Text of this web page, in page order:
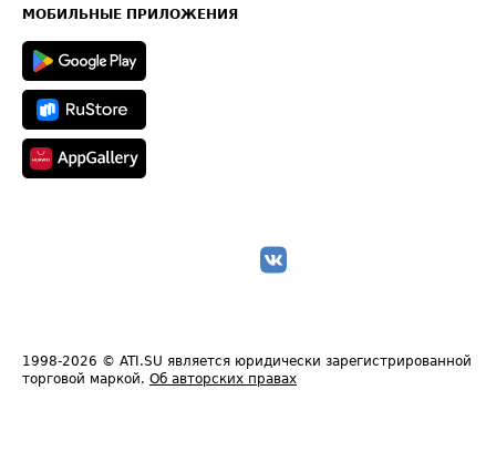
Техническая информация
МОБИЛЬНЫЕ ПРИЛОЖЕНИЯ
1998-2026 © ATI.SU является юридически зарегистрированной
торговой маркой. Об авторских правах